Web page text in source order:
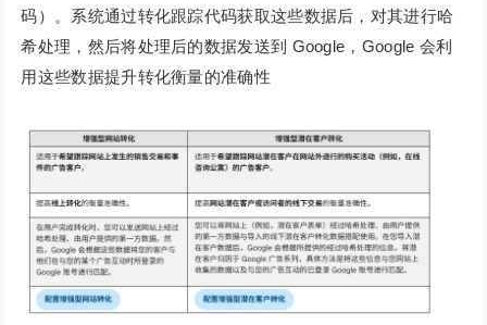
码）。系统通过转化跟踪代码获取这些数据后，对其进行哈
希处理，然后将处理后的数据发送到 Google，Google 会利
用这些数据提升转化衡量的准确性